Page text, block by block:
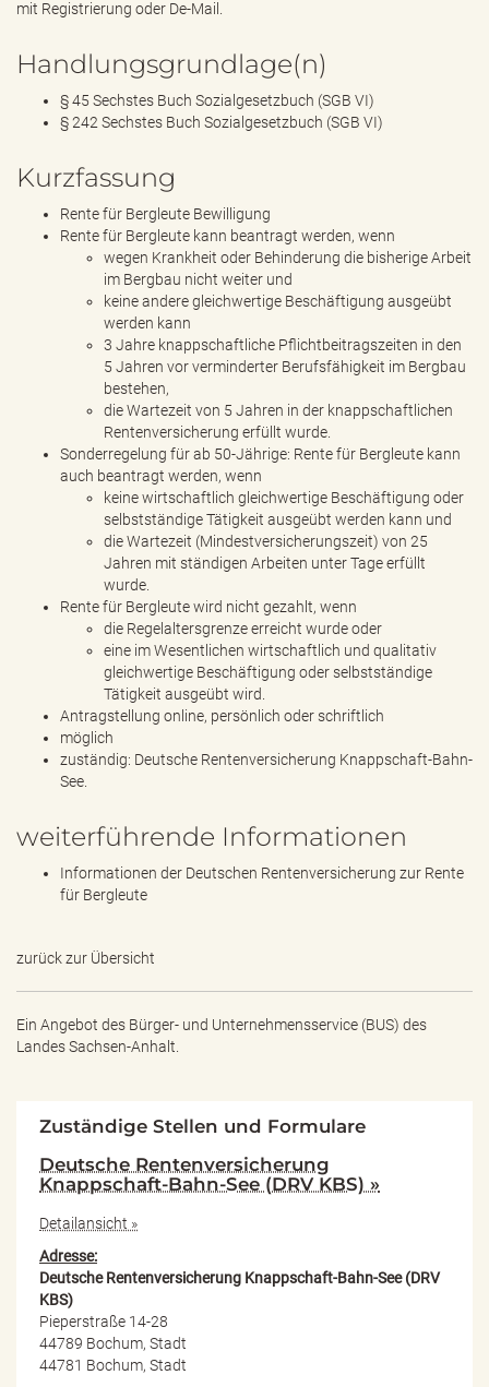
mit Registrierung oder De-Mail.
Handlungsgrundlage(n)
§ 45 Sechstes Buch Sozialgesetzbuch (SGB VI)
§ 242 Sechstes Buch Sozialgesetzbuch (SGB VI)
Kurzfassung
Rente für Bergleute Bewilligung
Rente für Bergleute kann beantragt werden, wenn
wegen Krankheit oder Behinderung die bisherige Arbeit
im Bergbau nicht weiter und
keine andere gleichwertige Beschäftigung ausgeübt
werden kann
3 Jahre knappschaftliche Pflichtbeitragszeiten in den
5 Jahren vor verminderter Berufsfähigkeit im Bergbau
bestehen,
die Wartezeit von 5 Jahren in der knappschaftlichen
Rentenversicherung erfüllt wurde.
Sonderregelung für ab 50-Jährige: Rente für Bergleute kann
auch beantragt werden, wenn
keine wirtschaftlich gleichwertige Beschäftigung oder
selbstständige Tätigkeit ausgeübt werden kann und
die Wartezeit (Mindestversicherungszeit) von 25
Jahren mit ständigen Arbeiten unter Tage erfüllt
wurde.
Rente für Bergleute wird nicht gezahlt, wenn
die Regelaltersgrenze erreicht wurde oder
eine im Wesentlichen wirtschaftlich und qualitativ
gleichwertige Beschäftigung oder selbstständige
Tätigkeit ausgeübt wird.
Antragstellung online, persönlich oder schriftlich
möglich
zuständig: Deutsche Rentenversicherung Knappschaft-Bahn-
See.
weiterführende Informationen
Informationen der Deutschen Rentenversicherung zur Rente
für Bergleute
zurück zur Übersicht
Ein Angebot des Bürger- und Unternehmensservice (BUS) des
Landes Sachsen-Anhalt.
Zuständige Stellen und Formulare
Deutsche Rentenversicherung
Knappschaft-Bahn-See (DRV KBS) »
Detailansicht »
Adresse:
Deutsche Rentenversicherung Knappschaft-Bahn-See (DRV
KBS)
Pieperstraße 14-28
44789 Bochum, Stadt
44781 Bochum, Stadt